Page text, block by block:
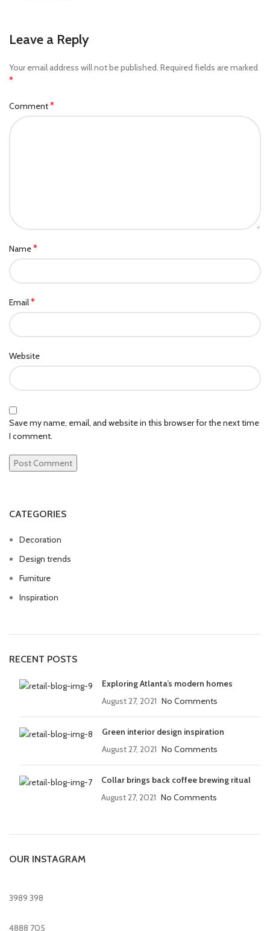
Leave a Reply
Your email address will not be published. Required fields are marked
*
Comment*
Name*
Email*
Website
Save my name, email, and website in this browser for the next time
I comment.
CATEGORIES
Decoration
Design trends
Furniture
Inspiration
RECENT POSTS
Exploring Atlanta’s modern homes
August 27, 2021 No Comments
Green interior design inspiration
August 27, 2021 No Comments
Collar brings back coffee brewing ritual
August 27, 2021 No Comments
OUR INSTAGRAM
3989 398
4888 705